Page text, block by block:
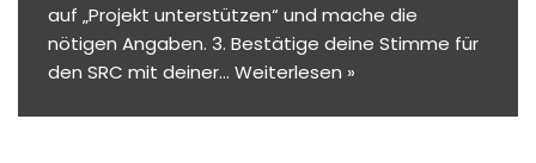
auf „Projekt unterstützen“ und mache die
nötigen Angaben. 3. Bestätige deine Stimme für
den SRC mit deiner… Weiterlesen »